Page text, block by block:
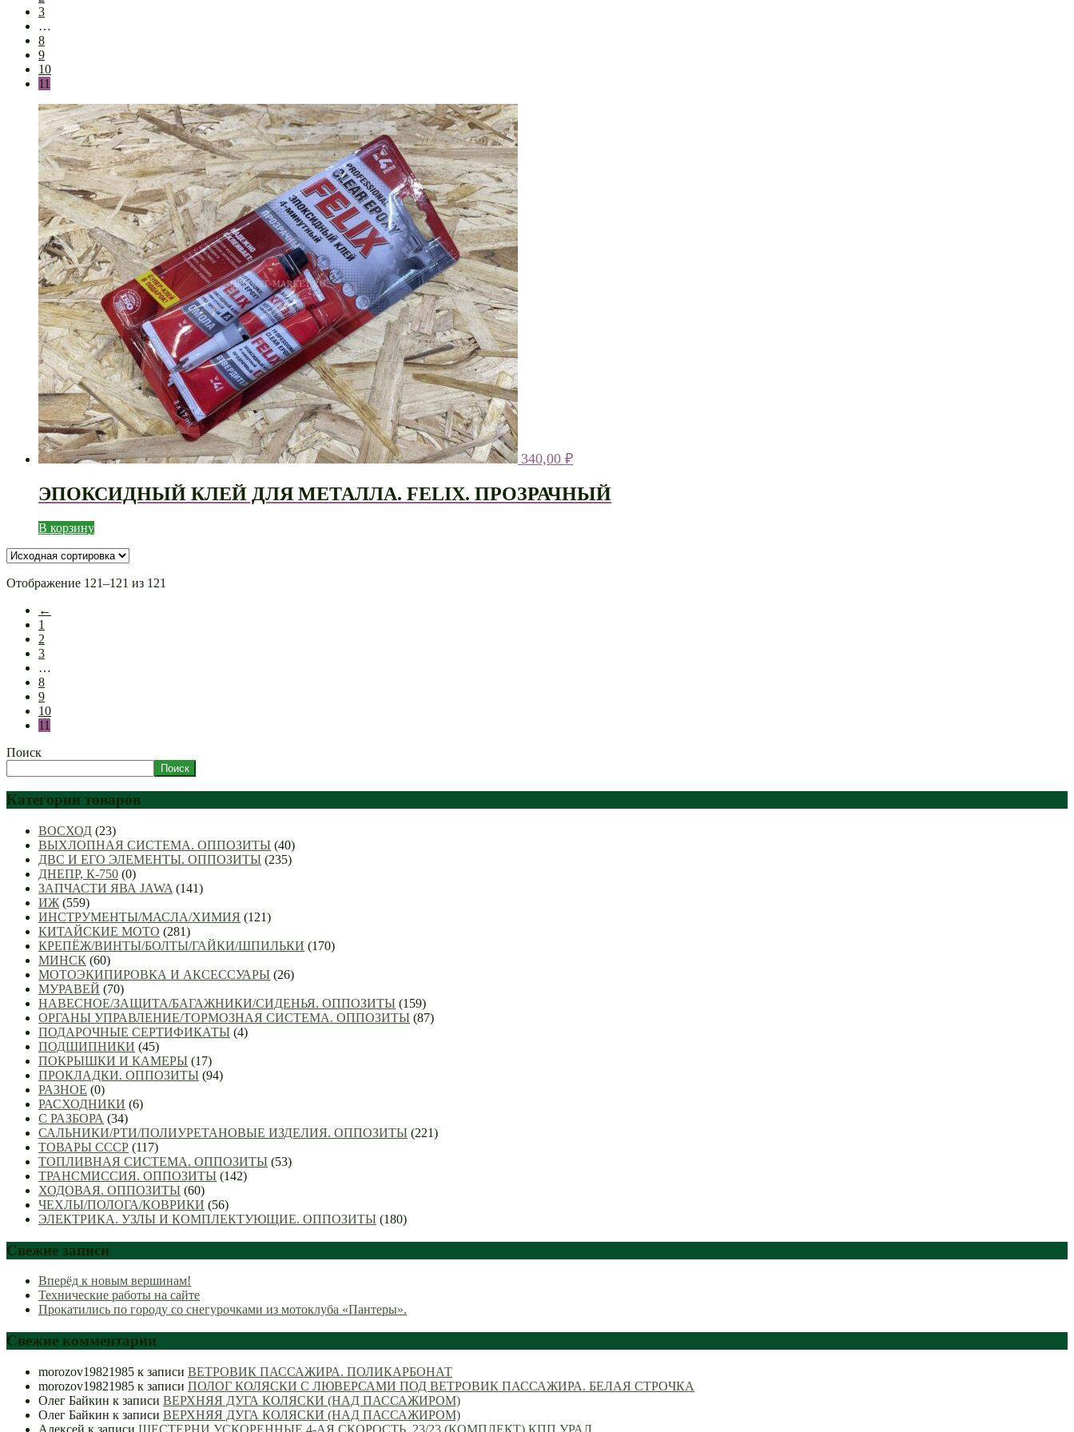
3
…
8
9
10
11
340,00 ₽
ЭПОКСИДНЫЙ КЛЕЙ ДЛЯ МЕТАЛЛА. FELIX. ПРОЗРАЧНЫЙ
В корзину
Отображение 121–121 из 121
←
1
2
3
…
8
9
10
11
Поиск
Поиск
Категории товаров
ВОСХОД (23)
ВЫХЛОПНАЯ СИСТЕМА. ОППОЗИТЫ (40)
ДВС И ЕГО ЭЛЕМЕНТЫ. ОППОЗИТЫ (235)
ДНЕПР, К-750 (0)
ЗАПЧАСТИ ЯВА JAWA (141)
ИЖ (559)
ИНСТРУМЕНТЫ/МАСЛА/ХИМИЯ (121)
КИТАЙСКИЕ МОТО (281)
КРЕПЁЖ/ВИНТЫ/БОЛТЫ/ГАЙКИ/ШПИЛЬКИ (170)
МИНСК (60)
МОТОЭКИПИРОВКА И АКСЕССУАРЫ (26)
МУРАВЕЙ (70)
НАВЕСНОЕ/ЗАЩИТА/БАГАЖНИКИ/СИДЕНЬЯ. ОППОЗИТЫ (159)
ОРГАНЫ УПРАВЛЕНИЕ/ТОРМОЗНАЯ СИСТЕМА. ОППОЗИТЫ (87)
ПОДАРОЧНЫЕ СЕРТИФИКАТЫ (4)
ПОДШИПНИКИ (45)
ПОКРЫШКИ И КАМЕРЫ (17)
ПРОКЛАДКИ. ОППОЗИТЫ (94)
РАЗНОЕ (0)
РАСХОДНИКИ (6)
С РАЗБОРА (34)
САЛЬНИКИ/РТИ/ПОЛИУРЕТАНОВЫЕ ИЗДЕЛИЯ. ОППОЗИТЫ (221)
ТОВАРЫ СССР (117)
ТОПЛИВНАЯ СИСТЕМА. ОППОЗИТЫ (53)
ТРАНСМИССИЯ. ОППОЗИТЫ (142)
ХОДОВАЯ. ОППОЗИТЫ (60)
ЧЕХЛЫ/ПОЛОГА/КОВРИКИ (56)
ЭЛЕКТРИКА. УЗЛЫ И КОМПЛЕКТУЮЩИЕ. ОППОЗИТЫ (180)
Свежие записи
Вперёд к новым вершинам!
Технические работы на сайте
Прокатились по городу со снегурочками из мотоклуба «Пантеры».
Свежие комментарии
morozov19821985 к записи ВЕТРОВИК ПАССАЖИРА. ПОЛИКАРБОНАТ
morozov19821985 к записи ПОЛОГ КОЛЯСКИ С ЛЮВЕРСАМИ ПОД ВЕТРОВИК ПАССАЖИРА. БЕЛАЯ СТРОЧКА
Олег Байкин к записи ВЕРХНЯЯ ДУГА КОЛЯСКИ (НАД ПАССАЖИРОМ)
Олег Байкин к записи ВЕРХНЯЯ ДУГА КОЛЯСКИ (НАД ПАССАЖИРОМ)
Алексей к записи ШЕСТЕРНИ УСКОРЕННЫЕ 4-АЯ СКОРОСТЬ. 23/23 (КОМПЛЕКТ) КПП УРАЛ